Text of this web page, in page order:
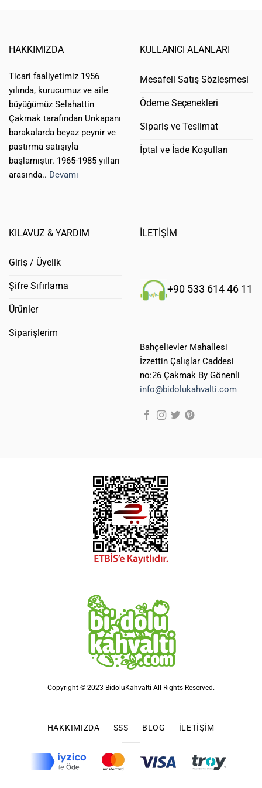
HAKKIMIZDA
Ticari faaliyetimiz 1956
yılında, kurucumuz ve aile
büyüğümüz Selahattin
Çakmak tarafından Unkapanı
barakalarda beyaz peynir ve
pastırma satışıyla
başlamıştır. 1965-1985 yılları
arasında.. Devamı
KULLANICI ALANLARI
Mesafeli Satış Sözleşmesi
Ödeme Seçenekleri
Sipariş ve Teslimat
İptal ve İade Koşulları
KILAVUZ & YARDIM
Giriş / Üyelik
Şifre Sıfırlama
Ürünler
Siparişlerim
İLETİŞİM
+90 533 614 46 11
Bahçelievler Mahallesi
İzzettin Çalışlar Caddesi
no:26 Çakmak By Gönenli
info@bidolukahvalti.com
Copyright © 2023 BidoluKahvalti All Rights Reserved.
HAKKIMIZDA SSS BLOG İLETIŞIM